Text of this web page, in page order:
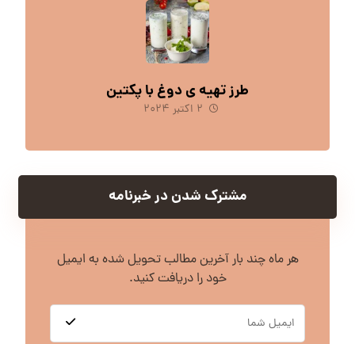
طرز تهیه ی دوغ با پکتین
۲ اکتبر ۲۰۲۴
مشترک شدن در خبرنامه
هر ماه چند بار آخرین مطالب تحویل شده به ایمیل
خود را دریافت کنید.